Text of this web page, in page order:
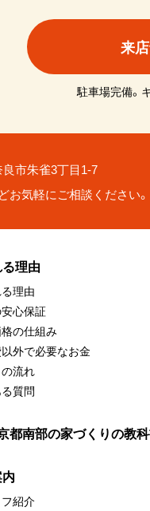
来
駐車場完備。
市朱雀3丁目1-7
お気軽にご相談ください。
理由
理由
心保証
の仕組み
外で必要なお金
流れ
質問
都南部の家づくりの教
紹介